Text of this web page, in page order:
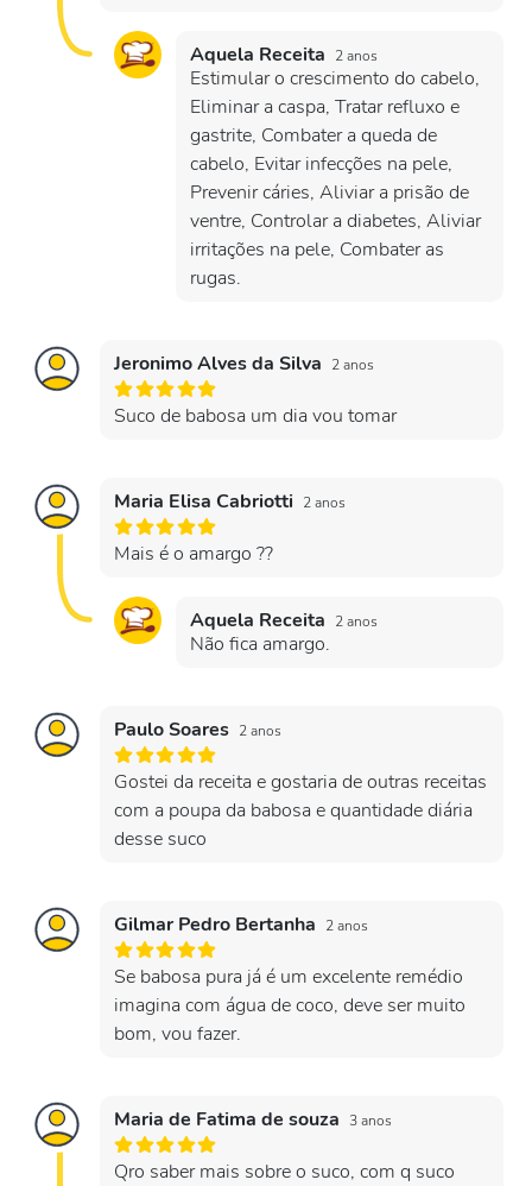
Aquela Receita 2 anos
Estimular o crescimento do cabelo,
Eliminar a caspa, Tratar refluxo e
gastrite, Combater a queda de
cabelo, Evitar infecções na pele,
Prevenir cáries, Aliviar a prisão de
ventre, Controlar a diabetes, Aliviar
irritações na pele, Combater as
rugas.
Jeronimo Alves da Silva 2 anos
Suco de babosa um dia vou tomar
Maria Elisa Cabriotti 2 anos
Mais é o amargo ??
Aquela Receita 2 anos
Não fica amargo.
Paulo Soares 2 anos
Gostei da receita e gostaria de outras receitas
com a poupa da babosa e quantidade diária
desse suco
Gilmar Pedro Bertanha 2 anos
Se babosa pura já é um excelente remédio
imagina com água de coco, deve ser muito
bom, vou fazer.
Maria de Fatima de souza 3 anos
Qro saber mais sobre o suco, com q suco